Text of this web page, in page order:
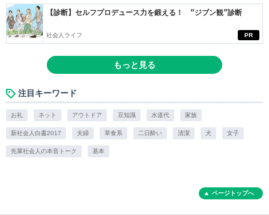
PR
【診断】セルフプロデュース力を鍛える！ “ジブン観”診断
社会人ライフ
もっと見る
注目キーワード
お礼 ネット アウトドア 豆知識 水道代 家族
新社会人白書2017 夫婦 草食系 二日酔い 清潔 犬 女子
先輩社会人の本音トーク 基本
ページトップへ